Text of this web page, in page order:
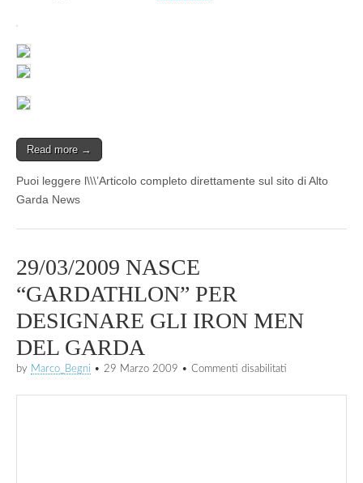
Read more →
Puoi leggere l\\\’Articolo completo direttamente sul sito di Alto
Garda News
29/03/2009 NASCE
“GARDATHLON” PER
DESIGNARE GLI IRON MEN
DEL GARDA
by Marco_Begni • 29 Marzo 2009 • Commenti disabilitati
NASCE